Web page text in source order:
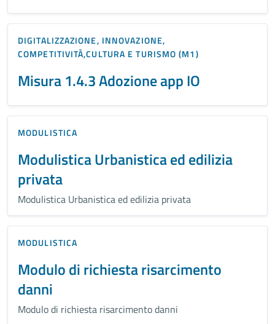
DIGITALIZZAZIONE, INNOVAZIONE,
COMPETITIVITÀ,CULTURA E TURISMO (M1)
Misura 1.4.3 Adozione app IO
MODULISTICA
Modulistica Urbanistica ed edilizia
privata
Modulistica Urbanistica ed edilizia privata
MODULISTICA
Modulo di richiesta risarcimento
danni
Modulo di richiesta risarcimento danni